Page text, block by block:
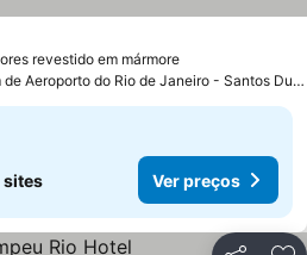
revestido em mármore
a 1.2 km de Aeroporto do Rio de Janeiro - Santos Dumont
sites Ver preços